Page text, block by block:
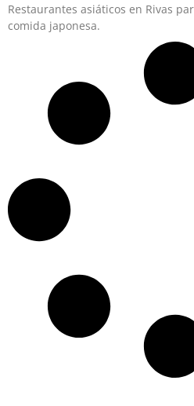
Restaurantes asiáticos en Rivas
comida japonesa.